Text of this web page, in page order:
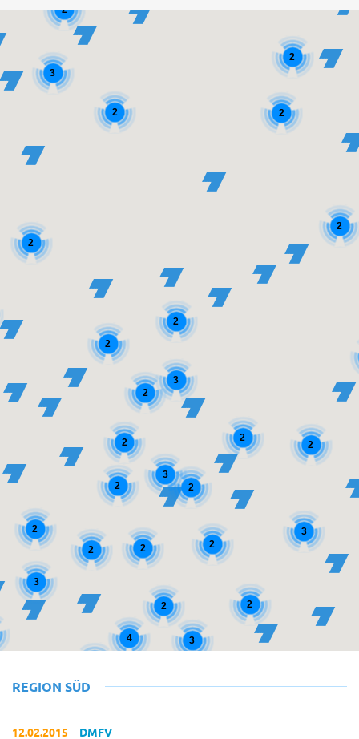
2
2
2
2 2
3
2
3
2
2
2
3
2
2
2
3
2
4
2
2
2
3
2
2
3
2
2
REGION SÜD
12.02.2015 DMFV